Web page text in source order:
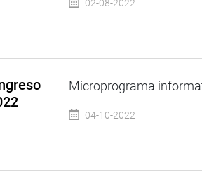
02-08-2022
Microprograma
04-10-2022